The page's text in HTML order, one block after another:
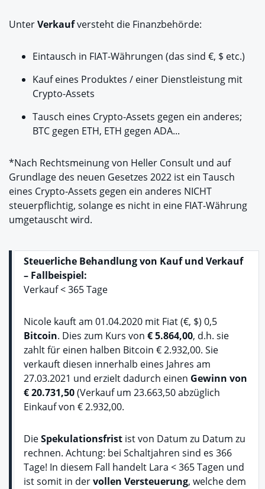
UnterVerkaufversteht die Finanzbehörde:
Eintausch in FIAT-Währungen (das sind €, $ etc.)
Kauf eines Produktes / einer Dienstleistung mit
Crypto-Assets
Tausch eines Crypto-Assets gegen ein anderes;
BTC gegen ETH, ETH gegen ADA...
*Nach Rechtsmeinung von Heller Consult und auf
Grundlage des neuen Gesetzes 2022 ist ein Tausch
eines Crypto-Assets gegen ein anderes NICHT
steuerpflichtig, solange es nicht in eine FIAT-Währung
umgetauscht wird.
Steuerliche Behandlung von Kauf und Verkauf
– Fallbeispiel:
Verkauf < 365 Tage
Nicole kauft am 01.04.2020 mit Fiat (€, $) 0,5
Bitcoin. Dies zum Kurs von € 5.864,00, d.h. sie
zahlt für einen halben Bitcoin € 2.932,00. Sie
verkauft diesen innerhalb eines Jahres am
27.03.2021 und erzielt dadurch einen Gewinn von
€ 20.731,50(Verkauf um 23.663,50 abzüglich
Einkauf von € 2.932,00.
DieSpekulationsfrist ist von Datum zu Datum zu
rechnen. Achtung: bei Schaltjahren sind es 366
Tage! In diesem Fall handelt Lara < 365 Tagen und
ist somit in dervollen Versteuerung, welche dem